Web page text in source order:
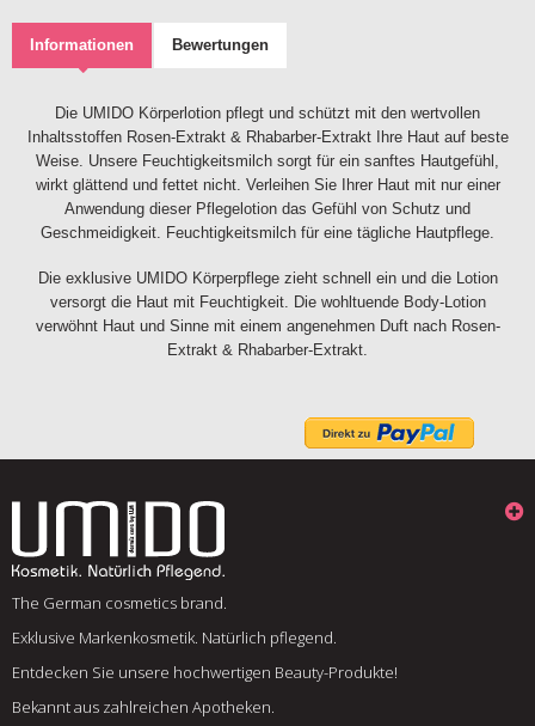
Informationen Bewertungen
Die UMIDO Körperlotion pflegt und schützt mit den wertvollen
Inhaltsstoffen Rosen-Extrakt & Rhabarber-Extrakt Ihre Haut auf beste
Weise. Unsere Feuchtigkeitsmilch sorgt für ein sanftes Hautgefühl,
wirkt glättend und fettet nicht. Verleihen Sie Ihrer Haut mit nur einer
Anwendung dieser Pflegelotion das Gefühl von Schutz und
Geschmeidigkeit. Feuchtigkeitsmilch für eine tägliche Hautpflege.
Die exklusive UMIDO Körperpflege zieht schnell ein und die Lotion
versorgt die Haut mit Feuchtigkeit. Die wohltuende Body-Lotion
verwöhnt Haut und Sinne mit einem angenehmen Duft nach Rosen-
Extrakt & Rhabarber-Extrakt.
The German cosmetics brand.
Exklusive Markenkosmetik. Natürlich pflegend.
Entdecken Sie unsere hochwertigen Beauty-Produkte!
Bekannt aus zahlreichen Apotheken.